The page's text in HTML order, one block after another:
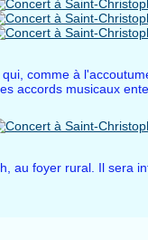
comme à
accords musicaux
au foyer rural. Il sera